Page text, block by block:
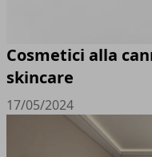
Cosmetici alla
skincare
17/05/2024